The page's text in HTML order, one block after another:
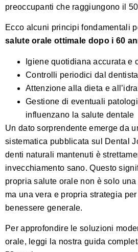
preoccupanti che raggiungono il
Ecco alcuni principi fondamentali
salute orale ottimale dopo i 60
Igiene quotidiana accurata e
Controlli periodici dal
Attenzione alla dieta e
Gestione di eventuali
influenzano la salute dentale
Un dato sorprendente emerge da
sistematica pubblicata sul Dental
denti naturali mantenuti è
invecchiamento sano. Questo
propria salute orale non è solo
ma una vera e propria strategia per
benessere generale.
Per approfondire le soluzioni
orale, leggi la nostra guida